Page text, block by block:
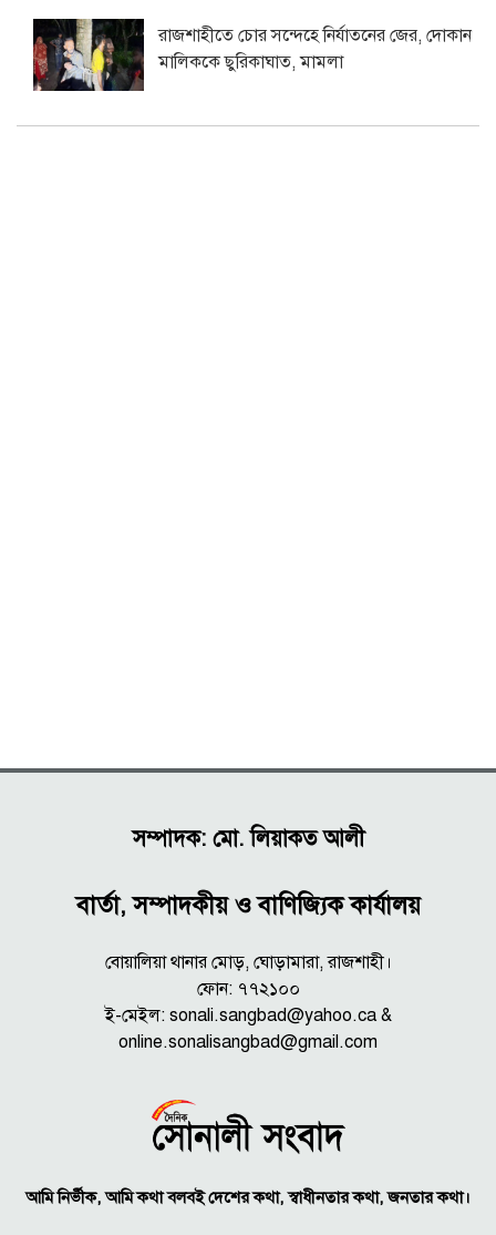
রাজশাহীতে চোর সন্দেহে নির্যাতনের জের, দোকান
মালিককে ছুরিকাঘাত, মামলা
সম্পাদক: মো. লিয়াকত আলী
বার্তা, সম্পাদকীয় ও বাণিজ্যিক কার্যালয়
বোয়ালিয়া থানার মোড়, ঘোড়ামারা, রাজশাহী।
ফোন: ৭৭২১০০
ই-মেইল: sonali.sangbad@yahoo.ca &
online.sonalisangbad@gmail.com
আমি নির্ভীক, আমি কথা বলবই দেশের কথা, স্বাধীনতার কথা, জনতার কথা।